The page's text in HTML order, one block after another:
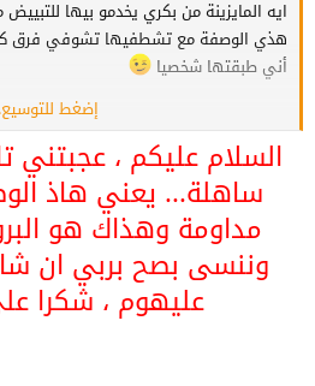
ايه المايزينة من بكري يخدمو بيها
هذي الوصفة مع تشطفيها تشوفي فرق
أني طبقتها شخصيا
مغسي ع الإضافة يعطيك الصحة ومشكورة ع
إضغط
السلام عليكم ، عجبتني
ساهلة... يعني هاذ
مداومة وهذاك هو
وننسى بصح بربي ان
عليهوم ، شكرا